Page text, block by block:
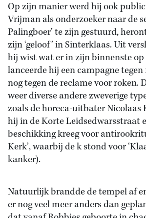
Op zijn manier werd hij ook
Vrijman als onderzoeker naar de
Palingboer’ te zijn gestuurd,
zijn ‘geloof’ in Sinterklaas. Uit
hij wist wat er in zijn binnenste op
lanceerde hij een campagne
nog tegen de reclame voor roken.
weer diverse andere zweverige
zoals de horeca-uitbater Nicolaas
hij in de Korte Leidsedwarsstraat
beschikking kreeg voor
Kerk’, waarbij de k stond voor
kanker).
Natuurlijk brandde de tempel af
er nog veel meer anders dan